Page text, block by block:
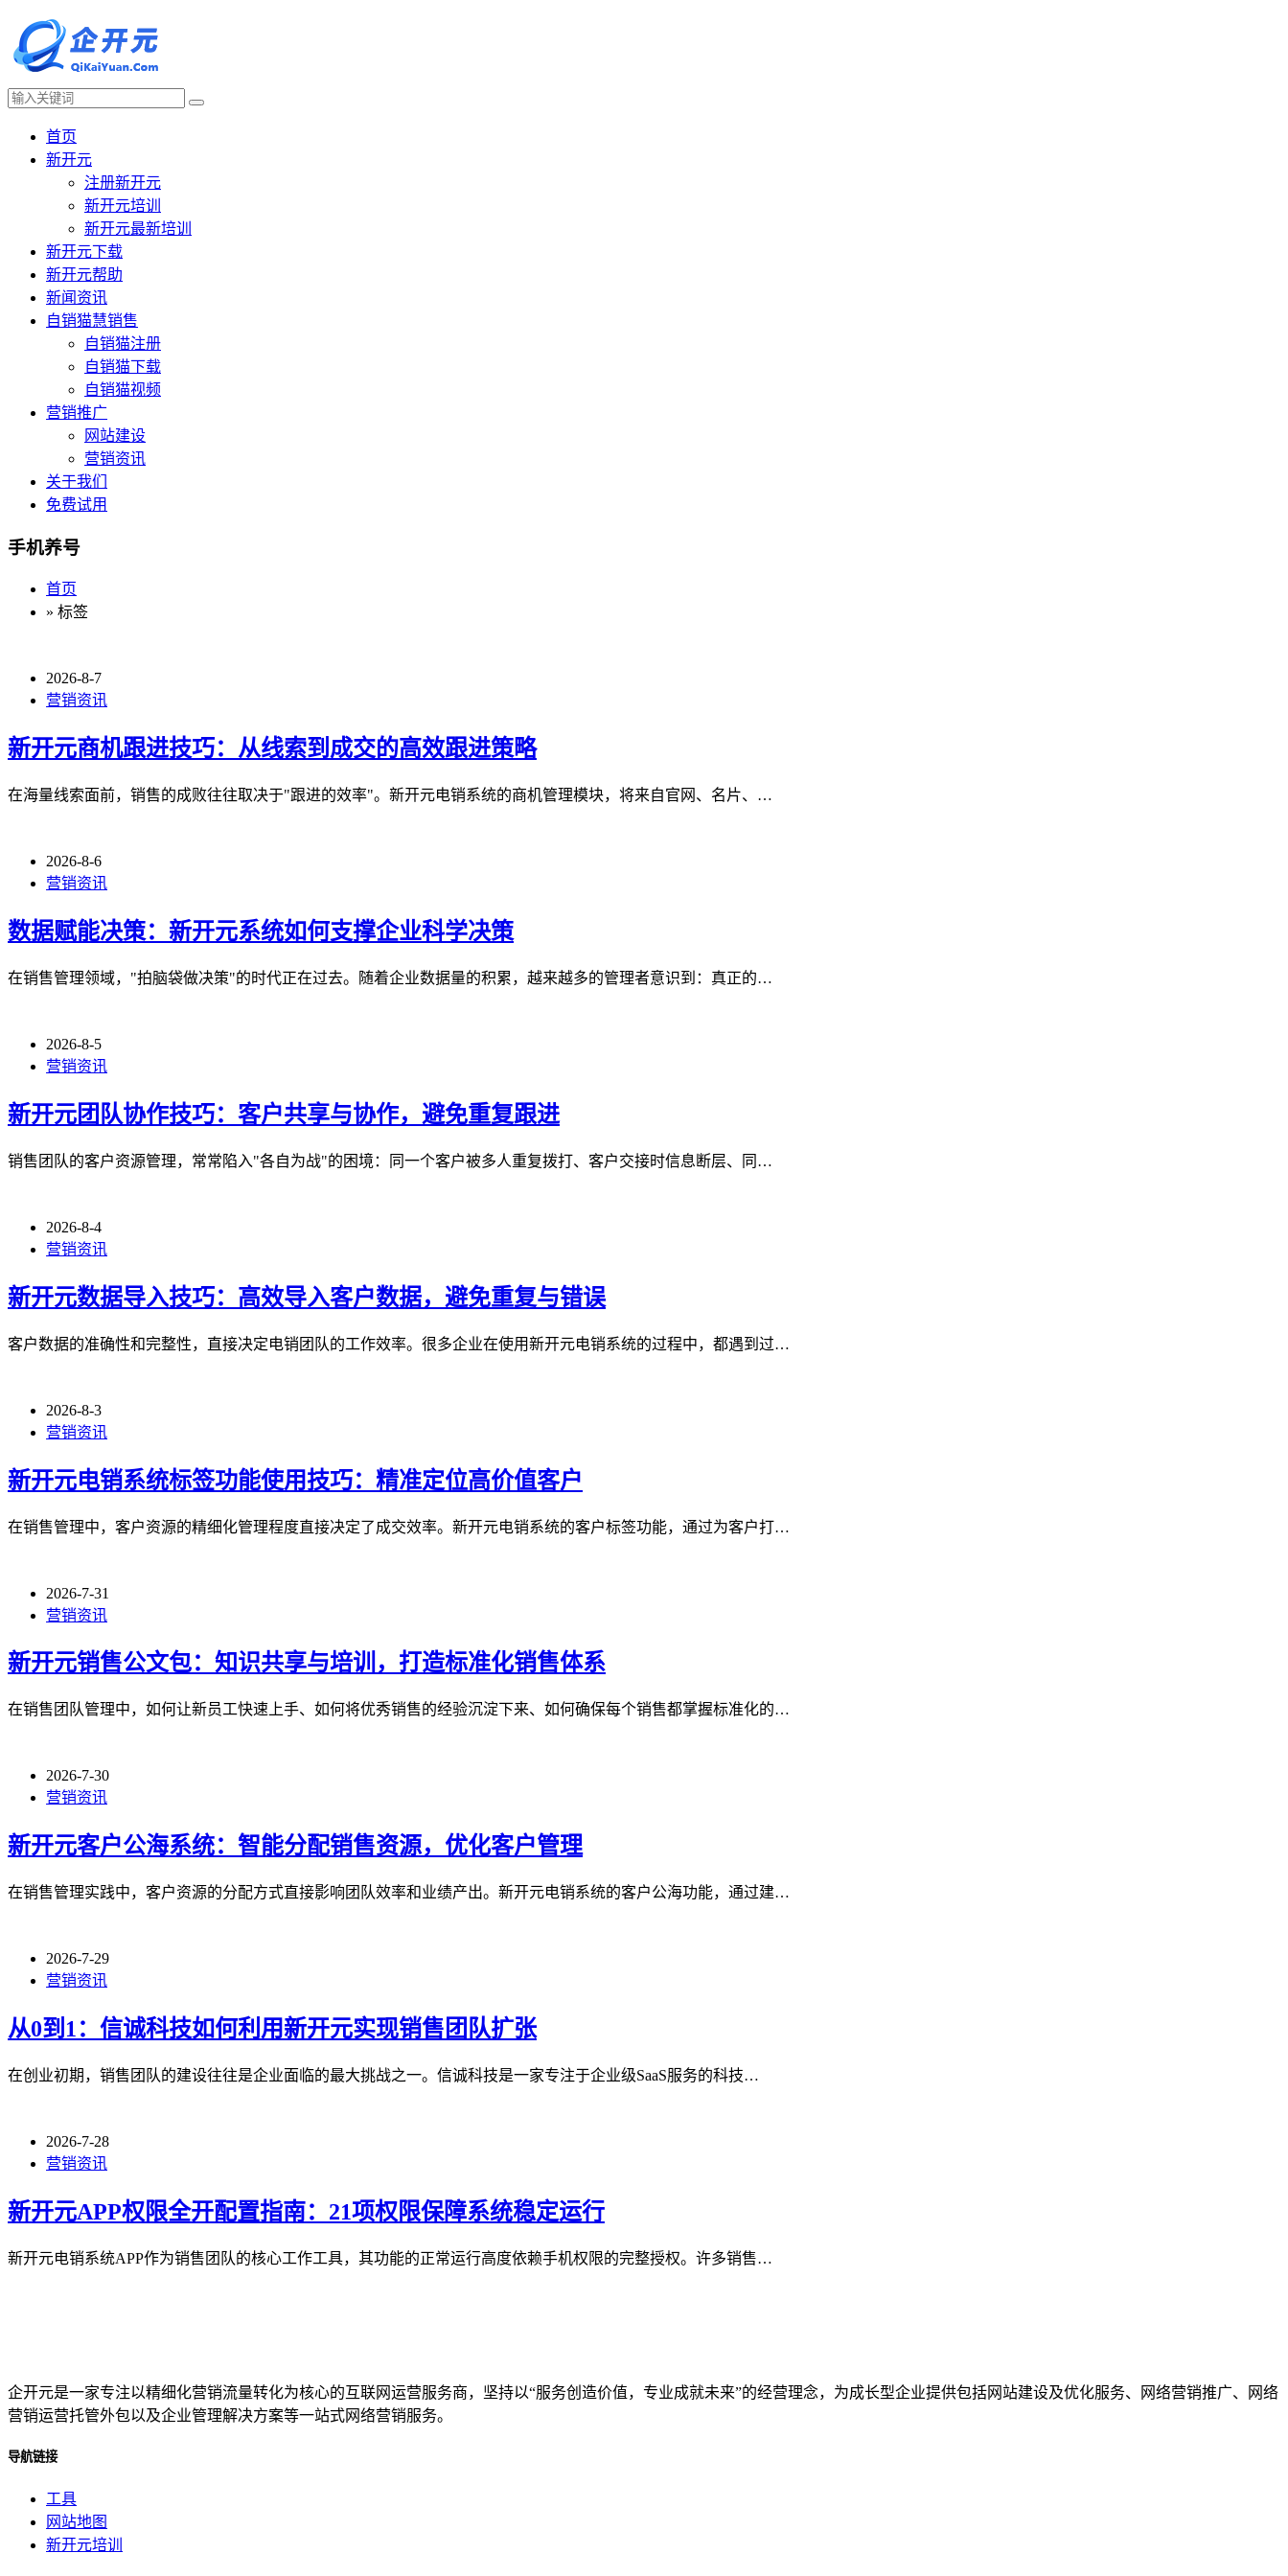
首页
新开元
注册新开元
新开元培训
新开元最新培训
新开元下载
新开元帮助
新闻资讯
自销猫慧销售
自销猫注册
自销猫下载
自销猫视频
营销推广
网站建设
营销资讯
关于我们
免费试用
手机养号
首页
» 标签
2026-8-7
营销资讯
新开元商机跟进技巧：从线索到成交的高效跟进策略
在海量线索面前，销售的成败往往取决于"跟进的效率"。新开元电销系统的商机管理模块，将来自官网、名片、…
2026-8-6
营销资讯
数据赋能决策：新开元系统如何支撑企业科学决策
在销售管理领域，"拍脑袋做决策"的时代正在过去。随着企业数据量的积累，越来越多的管理者意识到：真正的…
2026-8-5
营销资讯
新开元团队协作技巧：客户共享与协作，避免重复跟进
销售团队的客户资源管理，常常陷入"各自为战"的困境：同一个客户被多人重复拨打、客户交接时信息断层、同…
2026-8-4
营销资讯
新开元数据导入技巧：高效导入客户数据，避免重复与错误
客户数据的准确性和完整性，直接决定电销团队的工作效率。很多企业在使用新开元电销系统的过程中，都遇到过…
2026-8-3
营销资讯
新开元电销系统标签功能使用技巧：精准定位高价值客户
在销售管理中，客户资源的精细化管理程度直接决定了成交效率。新开元电销系统的客户标签功能，通过为客户打…
2026-7-31
营销资讯
新开元销售公文包：知识共享与培训，打造标准化销售体系
在销售团队管理中，如何让新员工快速上手、如何将优秀销售的经验沉淀下来、如何确保每个销售都掌握标准化的…
2026-7-30
营销资讯
新开元客户公海系统：智能分配销售资源，优化客户管理
在销售管理实践中，客户资源的分配方式直接影响团队效率和业绩产出。新开元电销系统的客户公海功能，通过建…
2026-7-29
营销资讯
从0到1：信诚科技如何利用新开元实现销售团队扩张
在创业初期，销售团队的建设往往是企业面临的最大挑战之一。信诚科技是一家专注于企业级SaaS服务的科技…
2026-7-28
营销资讯
新开元APP权限全开配置指南：21项权限保障系统稳定运行
新开元电销系统APP作为销售团队的核心工作工具，其功能的正常运行高度依赖手机权限的完整授权。许多销售…
企开元是一家专注以精细化营销流量转化为核心的互联网运营服务商，坚持以“服务创造价值，专业成就未来”的经营理念，为成长型企业提供包括网站建设及优化服务、网络营销推广、网络
营销运营托管外包以及企业管理解决方案等一站式网络营销服务。
导航链接
工具
网站地图
新开元培训